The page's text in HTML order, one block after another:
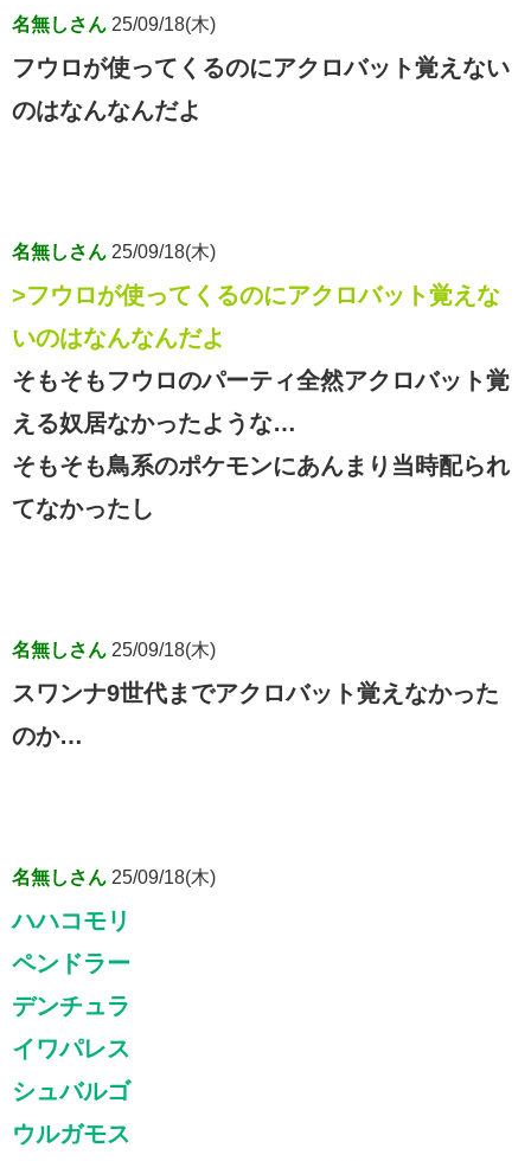
名無しさん 25/09/18(木)
フウロが使ってくるのにアクロバット覚えない
のはなんなんだよ
名無しさん 25/09/18(木)
>フウロが使ってくるのにアクロバット覚えな
いのはなんなんだよ
そもそもフウロのパーティ全然アクロバット覚
える奴居なかったような…
そもそも鳥系のポケモンにあんまり当時配られ
てなかったし
名無しさん 25/09/18(木)
スワンナ9世代までアクロバット覚えなかった
のか…
名無しさん 25/09/18(木)
ハハコモリ
ペンドラー
デンチュラ
イワパレス
シュバルゴ
ウルガモス